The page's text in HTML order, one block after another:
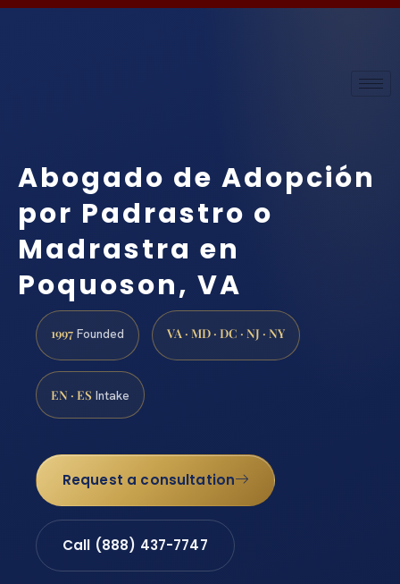
Abogado de Adopción
por Padrastro o
Madrastra en
Poquoson, VA
1997 Founded VA · MD · DC · NJ · NY
EN · ES Intake
Request a consultation
Call (888) 437-7747